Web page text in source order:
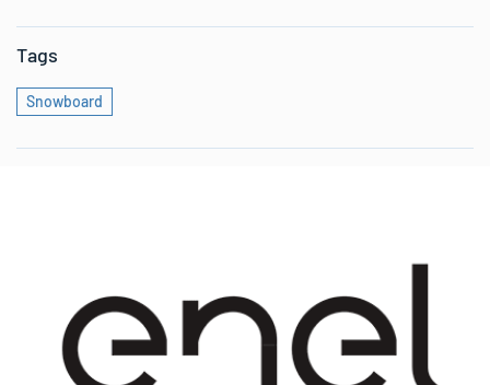
Tags
Snowboard